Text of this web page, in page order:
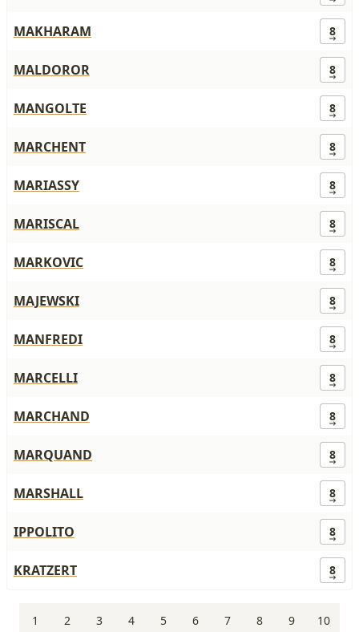
MAKHARAM 8
MALDOROR 8
MANGOLTE 8
MARCHENT 8
MARIASSY 8
MARISCAL 8
MARKOVIC 8
MAJEWSKI 8
MANFREDI 8
MARCELLI 8
MARCHAND 8
MARQUAND 8
MARSHALL 8
IPPOLITO 8
KRATZERT 8
1 2 3 4 5 6 7 8 9 10